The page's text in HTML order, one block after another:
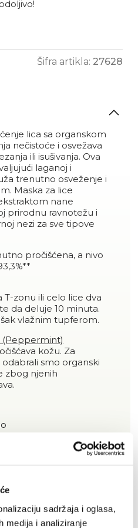
sadržaja i oglasa,
medija i analiziranje
proizvoda
količinu
Šifra artikla: 27628
lica sa organskom
nečistoće i osvežava
ili isušivanja. Ova
laganoj i
trenutno osveženje i
Maska za lice
nane
prirodnu ravnotežu i
nezi za sve tipove
pročišćena, a nivo
T-zonu ili celo lice dva
da deluje 10 minuta.
vlažnim tupferom.
(Peppermint)
kožu. Za
smo organski
zbog njenih
sastojaka
ni silikone